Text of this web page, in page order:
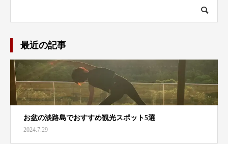
最近の記事
お盆の淡路島でおすすめ観光スポット5選
2024.7.29